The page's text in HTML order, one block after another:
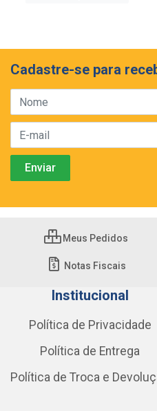
Cadastre-se para
Meus Pedidos
Notas Fiscais
Institucional
Política de Privacidade
Política de Entrega
Política de Troca e